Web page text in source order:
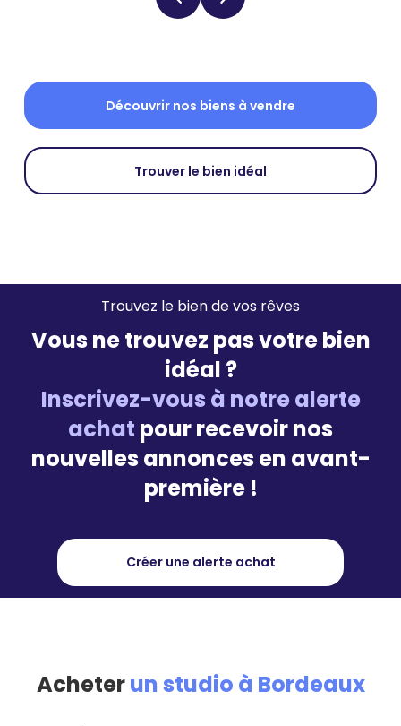
Découvrir nos biens à vendre
Trouver le bien idéal
Trouvez le bien de vos rêves
Vous ne trouvez pas votre bien
idéal ?
Inscrivez-vous à notre alerte
achat pour recevoir nos
nouvelles annonces en avant-
première !
Créer une alerte achat
Acheterun studio à Bordeaux